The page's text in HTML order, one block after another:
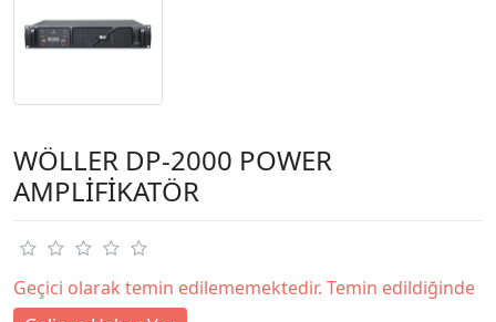
WÖLLER DP-2000 POWER
AMPLİFİKATÖR
Geçici olarak temin edilememektedir. Temin edildiğinde